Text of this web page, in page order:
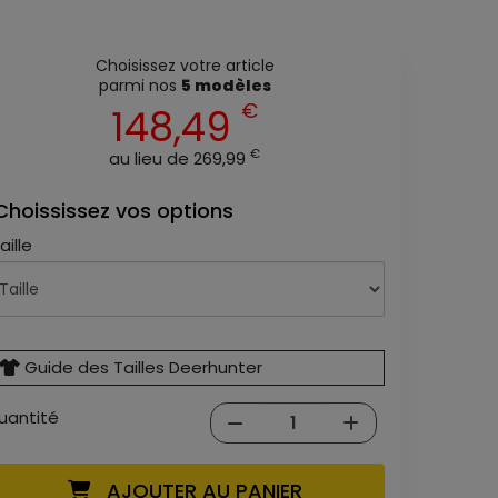
Choisissez votre article
parmi nos 5 modèles
148,49 €
au lieu de 269,99 €
vos options
Guide des Tailles Deerhunter
AJOUTER AU PANIER